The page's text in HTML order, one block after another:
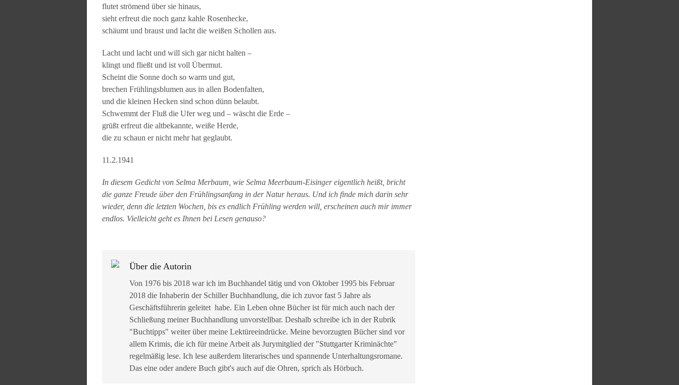
flutet strömend über sie hinaus,
sieht erfreut die noch ganz kahle Rosenhecke,
schäumt und braust und lacht die weißen Schollen aus.
Lacht und lacht und will sich gar nicht halten –
klingt und fließt und ist voll Übermut.
Scheint die Sonne doch so warm und gut,
brechen Frühlingsblumen aus in allen Bodenfalten,
und die kleinen Hecken sind schon dünn belaubt.
Schwemmt der Fluß die Ufer weg und – wäscht die Erde –
grüßt erfreut die altbekannte, weiße Herde,
die zu schaun er nicht mehr hat geglaubt.
11.2.1941
In diesem Gedicht von Selma Merbaum, wie Selma Meerbaum-Eisinger eigentlich heißt, bricht
die ganze Freude über den Frühlingsanfang in der Natur heraus. Und ich finde mich darin sehr
wieder, denn die letzten Wochen, bis es endlich Frühling werden will, erscheinen auch mir immer
endlos. Vielleicht geht es Ihnen bei Lesen genauso?
Über die Autorin
Von 1976 bis 2018 war ich im Buchhandel tätig und von Oktober 1995 bis Februar
2018 die Inhaberin der Schiller Buchhandlung, die ich zuvor fast 5 Jahre als
Geschäftsführerin geleitet habe. Ein Leben ohne Bücher ist für mich auch nach der
Schließung meiner Buchhandlung unvorstellbar. Deshalb schreibe ich in der Rubrik
"Buchtipps" weiter über meine Lektüreeindrücke. Meine bevorzugten Bücher sind vor
allem Krimis, die ich für meine Arbeit als Jurymitglied der "Stuttgarter Kriminächte"
regelmäßig lese. Ich lese außerdem literarisches und spannende Unterhaltungsromane.
Das eine oder andere Buch gibt's auch auf die Ohren, sprich als Hörbuch.